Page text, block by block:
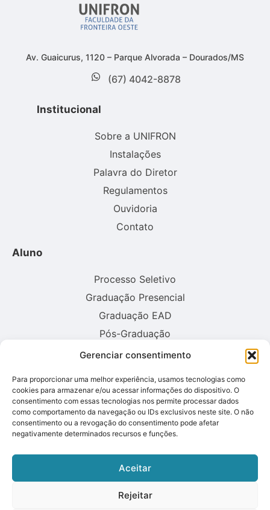
Gerenciar consentimento
Para proporcionar uma melhor experiência, usamos tecnologias como
cookies para armazenar e/ou acessar informações do dispositivo. O
consentimento com essas tecnologias nos permite processar dados
como comportamento da navegação ou IDs exclusivos neste site. O não
consentimento ou a revogação do consentimento pode afetar
negativamente determinados recursos e funções.
Aceitar
Rejeitar
Av. Guaicurus, 1120 – Parque Alvorada – Dourados/MS
(67) 4042-8878
Institucional
Sobre a UNIFRON
Instalações
Palavra do Diretor
Regulamentos
Ouvidoria
Contato
Aluno
Processo Seletivo
Graduação Presencial
Graduação EAD
Pós-Graduação
Consulte aqui o cadastro da instituição no sistema E-MEC: